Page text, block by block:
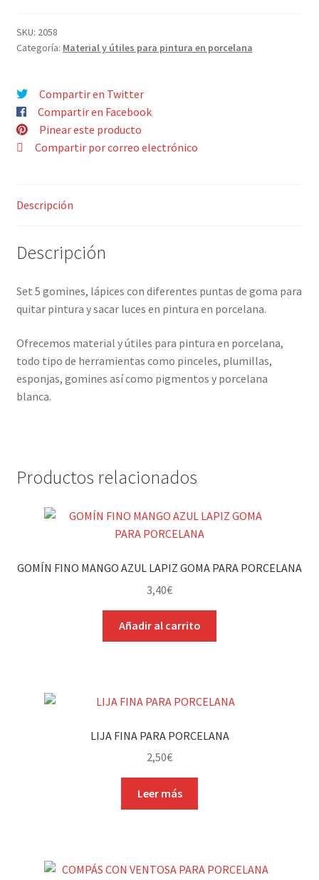
PORCELANA
cantidad
SKU: 2058
Categoría: Material y útiles para pintura en porcelana
Compartir en Twitter
Compartir en Facebook
Pinear este producto
Compartir por correo electrónico
Descripción
Descripción
Set 5 gomines, lápices con diferentes puntas de goma para
quitar pintura y sacar luces en pintura en porcelana.
Ofrecemos material y útiles para pintura en porcelana,
todo tipo de herramientas como pinceles, plumillas,
esponjas, gomines así como pigmentos y porcelana
blanca.
Productos relacionados
GOMÍN FINO MANGO AZUL LAPIZ GOMA PARA PORCELANA
3,40€
Añadir al carrito
LIJA FINA PARA PORCELANA
2,50€
Leer más